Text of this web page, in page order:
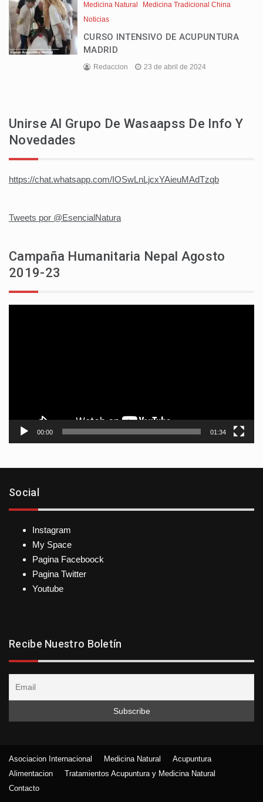
Medicina Natural
Medicina Tradicional China
Noticias
CURSO INTENSIVO DE ACUPUNTURA
MADRID
Redaccion 23 de abril de 2024
Unirse Al Grupo De Wasaapss De Info Y
Novedades
https://chat.whatsapp.com/IOSwLnLjcxYAieuMAdTzqb
Tweets por @EsencialNatura
Campaña Humanitaria Nepal Agosto
2019-23
00:00 01:34
Social
Instagram
My Space
Pagina Faceboock
Pagina Twitter
Youtube
Recibe Nuestro Boletín
Asociacion Internacional Medicina Natural
Acupuntura
Alimentacion
Tratamientos Acupuntura y Medicina Natural
Contacto